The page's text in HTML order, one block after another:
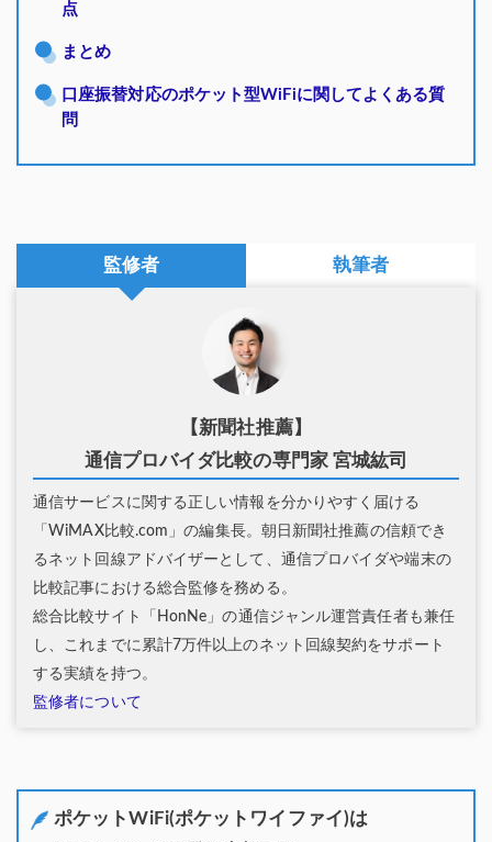
点
まとめ
口座振替対応のポケット型WiFiに関してよくある質
問
監修者 執筆者
【新聞社推薦】
通信プロバイダ比較の専門家 宮城紘司
通信サービスに関する正しい情報を分かりやすく届ける
「WiMAX比較.com」の編集長。朝日新聞社推薦の信頼でき
るネット回線アドバイザーとして、通信プロバイダや端末の
比較記事における総合監修を務める。
総合比較サイト「HonNe」の通信ジャンル運営責任者も兼任
し、これまでに累計7万件以上のネット回線契約をサポート
する実績を持つ。
監修者について
ポケットWiFi(ポケットワイファイ)は